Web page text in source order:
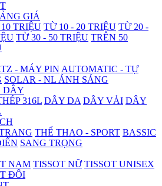
GIÁ
TRIỆU TỪ 10 - 20 TRIỆU TỪ 20 -
TỪ 30 - 50 TRIỆU TRÊN 50
- MÁY PIN AUTOMATIC - TỰ
SOLAR - NL ÁNH SÁNG
DÂY
316L DÂY DA DÂY VẢI DÂY
THỂ THAO - SPORT BASSIC
SANG TRỌNG
NAM TISSOT NỮ TISSOT UNISEX
ĐÔI